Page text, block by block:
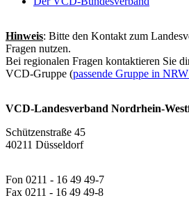
Hinweis: Bitte den Kontakt zum
Fragen nutzen.
Bei regionalen Fragen kontaktieren Sie
VCD-Gruppe (passende Gruppe in
VCD-Landesverband Nordrhein-
Schützenstraße 45
40211 Düsseldorf
Fon 0211 - 16 49 49-7
Fax 0211 - 16 49 49-8